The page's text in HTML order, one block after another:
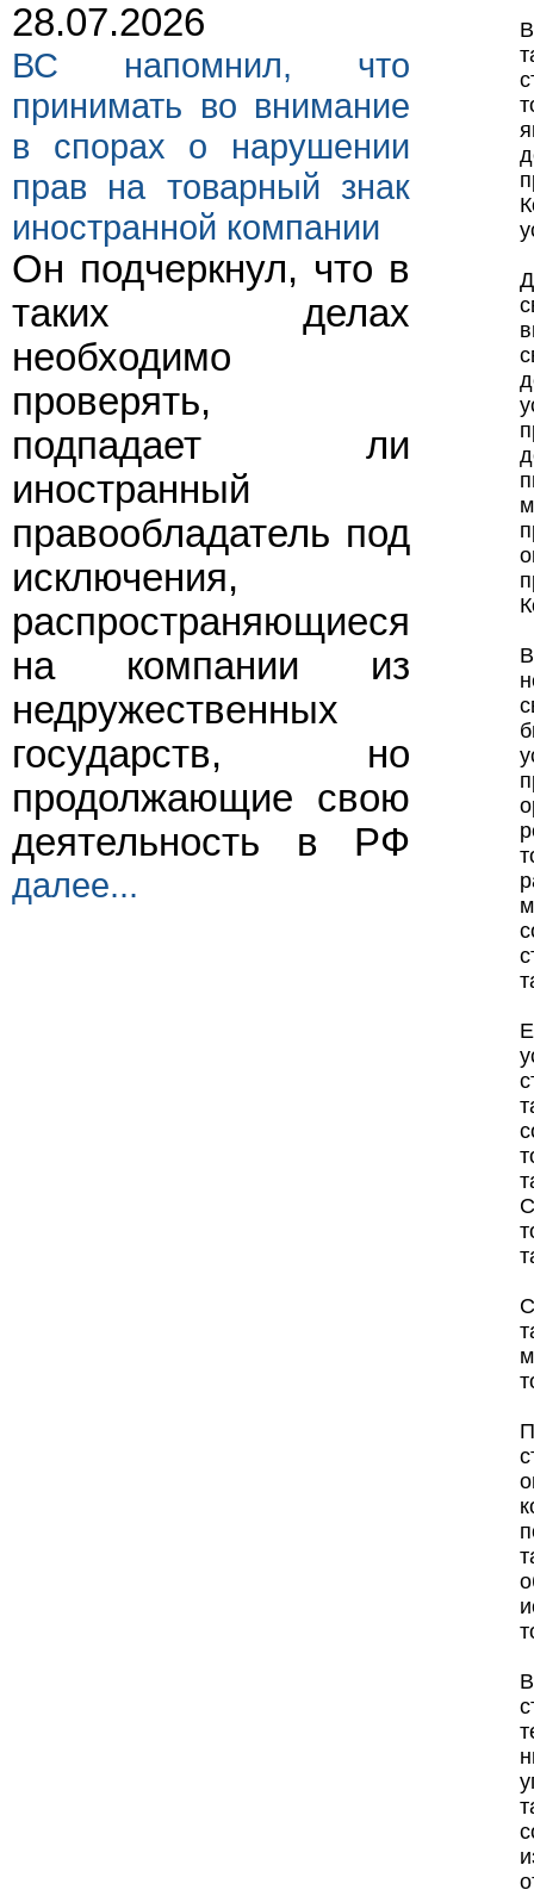
28.07.2026
ВС напомнил, что
принимать во внимание
в спорах о нарушении
прав на товарный знак
иностранной компании
Он подчеркнул, что в
таких делах
необходимо
проверять,
подпадает ли
иностранный
правообладатель под
исключения,
распространяющиеся
на компании из
недружественных
государств, но
продолжающие свою
деятельность в РФ
далее...